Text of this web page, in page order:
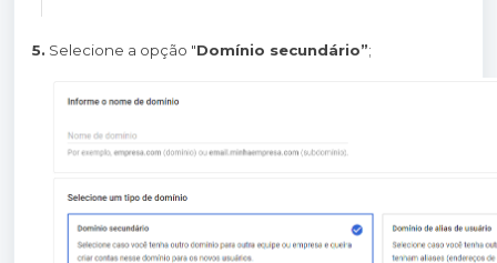
5. Selecione a opção "Domínio secundário”;